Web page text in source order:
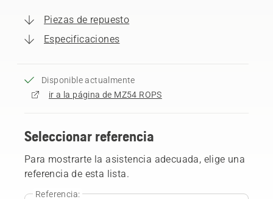
Piezas de repuesto
Especificaciones
Disponible actualmente
ir a la página de MZ54 ROPS
Seleccionar referencia
Para mostrarte la asistencia adecuada, elige una
referencia de esta lista.
Referencia: